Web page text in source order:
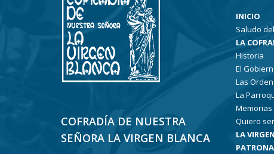
COFRADÍA DE NUESTRA
SEÑORA LA VIRGEN BLANCA
INICIO
Saludo
LA
Historia
El
Las
La
Quiero
LA